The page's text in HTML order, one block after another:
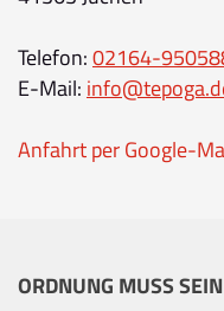
Telefon:02164-
E-Mail:
Anfahrt per Google-
ORDNUNG MUSS SEIN